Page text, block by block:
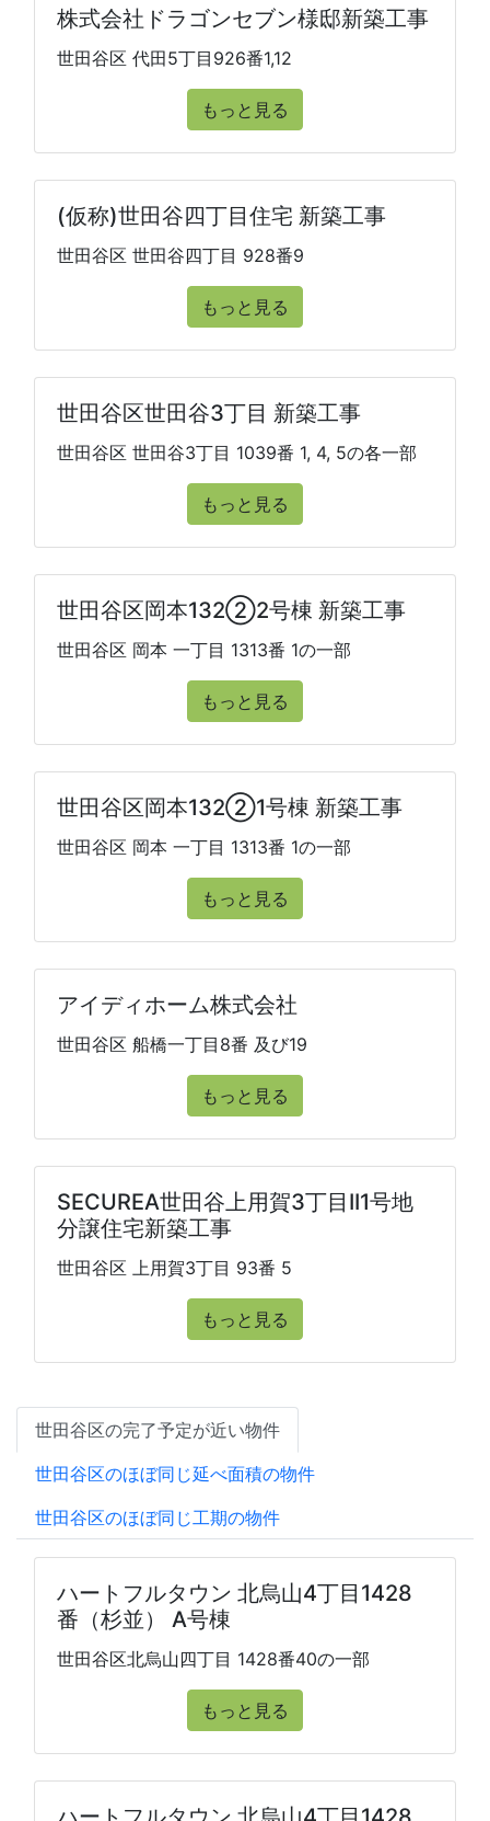
株式会社ドラゴンセブン様邸新築工事
世田谷区 代田5丁目926番1,12
もっと見る
(仮称)世田谷四丁目住宅 新築工事
世田谷区 世田谷四丁目 928番9
もっと見る
世田谷区世田谷3丁目 新築工事
世田谷区 世田谷3丁目 1039番 1, 4, 5の各一部
もっと見る
世田谷区岡本132②2号棟 新築工事
世田谷区 岡本 一丁目 1313番 1の一部
もっと見る
世田谷区岡本132②1号棟 新築工事
世田谷区 岡本 一丁目 1313番 1の一部
もっと見る
アイディホーム株式会社
世田谷区 船橋一丁目8番 及び19
もっと見る
SECUREA世田谷上用賀3丁目II1号地
分譲住宅新築工事
世田谷区 上用賀3丁目 93番 5
もっと見る
世田谷区の完了予定が近い物件
世田谷区のほぼ同じ延べ面積の物件
世田谷区のほぼ同じ工期の物件
ハートフルタウン 北烏山4丁目1428
番（杉並） A号棟
世田谷区北烏山四丁目 1428番40の一部
もっと見る